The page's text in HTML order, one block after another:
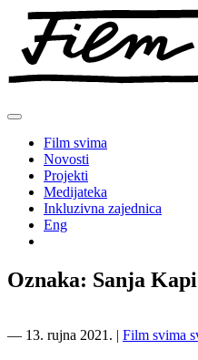
Preskoči
sadržaj
Film svima
Novosti
Projekti
Medijateka
Inkluzivna zajednica
Eng
Oznaka: Sanja
― 13. rujna 2021. | Film svima